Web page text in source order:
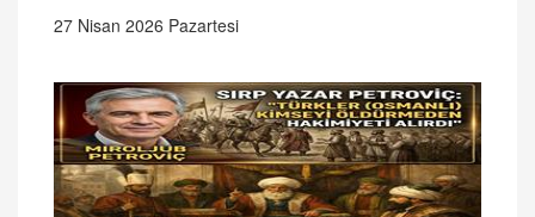
27 Nisan 2026 Pazartesi